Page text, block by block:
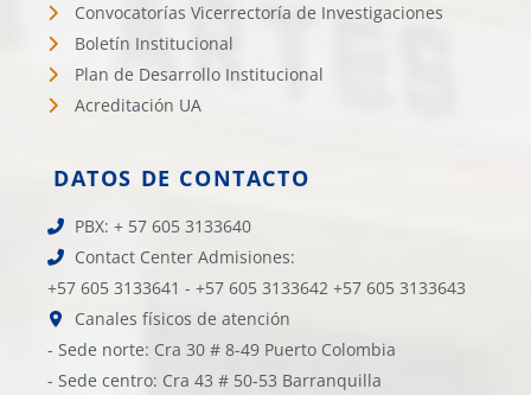
Convocatorías Vicerrectoría de Investigaciones
Boletín Institucional
Plan de Desarrollo Institucional
Acreditación UA
DATOS DE CONTACTO
PBX: + 57 605 3133640
Contact Center Admisiones:
+57 605 3133641 - +57 605 3133642 +57 605 3133643
Canales físicos de atención
- Sede norte: Cra 30 # 8-49 Puerto Colombia
- Sede centro: Cra 43 # 50-53 Barranquilla